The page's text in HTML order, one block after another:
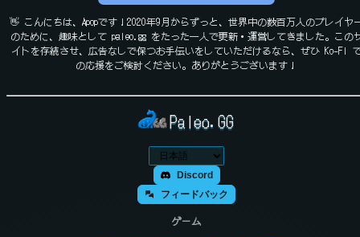
👋 こんにちは、Apopです！2020年9月からずっと、世界中の数百万人のプレイヤ
のために、趣味として paleo.gg をたった一人で更新・運営してきました。この
イトを存続させ、広告なしで保つお手伝いをしていただけるなら、ぜひ Ko-Fi
の応援をご検討ください。ありがとうございます！
Paleo.GG
Discord
フィードバック
ゲーム